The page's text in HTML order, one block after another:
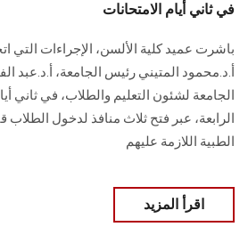
في ثاني أيام الامتحانات
باشرت عميد كلية الألسن، الإجراءات التي
أ.د.محمود المتيني رئيس الجامعة، أ.د.عبد
الجامعة لشئون التعليم والطلاب، في ثاني
الرابعة، عبر فتح ثلاث منافذ لدخول
الطبية اللازمة عليهم
اقرأ المزيد